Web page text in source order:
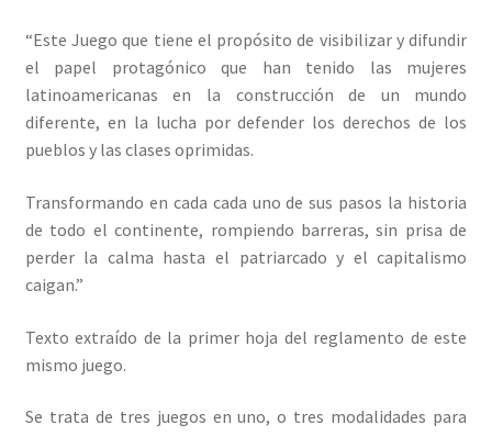
“Este Juego que tiene el propósito de visibilizar y difundir
el papel protagónico que han tenido las mujeres
latinoamericanas en la construcción de un mundo
diferente, en la lucha por defender los derechos de los
pueblos y las clases oprimidas.
Transformando en cada cada uno de sus pasos la historia
de todo el continente, rompiendo barreras, sin prisa de
perder la calma hasta el patriarcado y el capitalismo
caigan.”
Texto extraído de la primer hoja del reglamento de este
mismo juego.
Se trata de tres juegos en uno, o tres modalidades para